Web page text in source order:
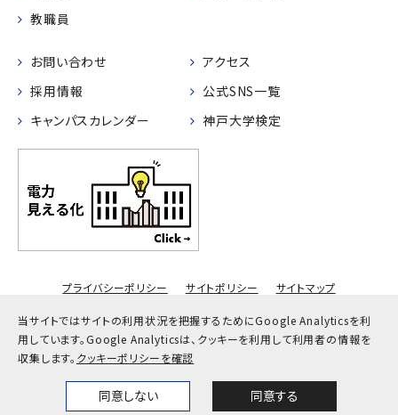
当サイトではサイトの利用状況を把握するためにGoogle Analyticsを利
用しています。Google Analyticsは、クッキーを利用して利用者の情報を
収集します。 クッキーポリシーを確認
同意しない 同意する
News Themes
教職員
お問い合わせ
アクセス
採用情報
公式SNS一覧
キャンパスカレンダー
神戸大学検定
プライバシーポリシー サイトポリシー サイトマップ
© Kobe University